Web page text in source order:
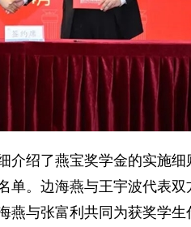
绍了燕宝奖学金的实施细
。边海燕与王宇波代表双
燕与张富利共同为获奖学生